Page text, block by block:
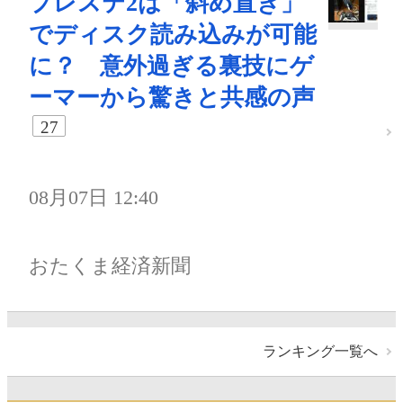
でディスク読み込みが可能
に？ 意外過ぎる裏技にゲ
ーマーから驚きと共感の声
27
08月07日 12:40
おたくま経済新聞
ランキング一覧へ